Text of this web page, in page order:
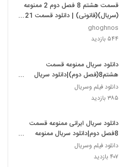
قسمت هشتم 8 فصل دوم 2 ممنوعه
(سریال)(قانونی) | دانلود قسمت 21
بیست و یکم ممنوعه
ghoghnos
۵۴۴ بازدید
دانلود سریال ممنوعه قسمت
هشتم8(فصل دوم)|دانلود سریال
ممنوعه قسمت بیست ویکم فصل
دوم(کامل*)(قانونی)(رایگان)(با لینک
مستقیم)
دانلود فیلم وسریال
۳۸۵ بازدید
دانلود سریال ایرانی ممنوعه قسمت
8فصل دوم|دانلود سریال ممنوعه
ببین)(رایگان)(بالینک مستقیم)
دانلود فیلم وسریال
۴۰۷ بازدید